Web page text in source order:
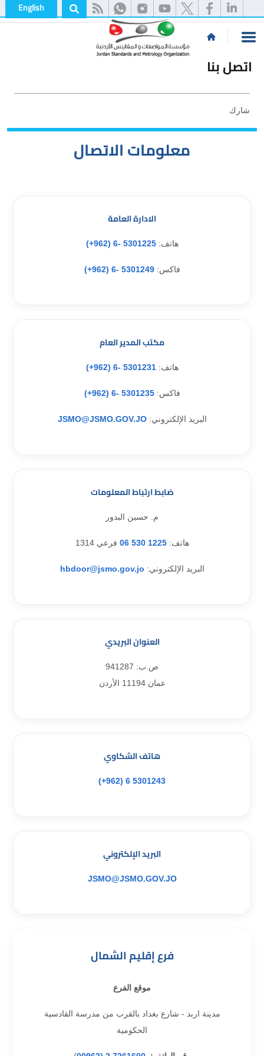
English
اتصل بنا
شارك
معلومات الاتصال
الادارة العامة
هاتف:5301225 -6 (962+)
فاكس:5301249 -6 (962+)
مكتب المدير العام
هاتف:5301231 -6 (962+)
فاكس:5301235 -6 (962+)
البريد الإلكتروني:JSMO@JSMO.GOV.JO
ضابط ارتباط المعلومات
م. حسين البدور
هاتف:1225 530 06 فرعي 1314
البريد الإلكتروني: hbdoor@jsmo.gov.jo
العنوان البريدي
ص.ب: 941287
عمان 11194 الأردن
هاتف الشكاوي
5301243 6 (962+)
البريد الإلكتروني
JSMO@JSMO.GOV.JO
فرع إقليم الشمال
موقع الفرع
مدينة اربد - شارع بغداد بالقرب من مدرسة القادسية
الحكومية